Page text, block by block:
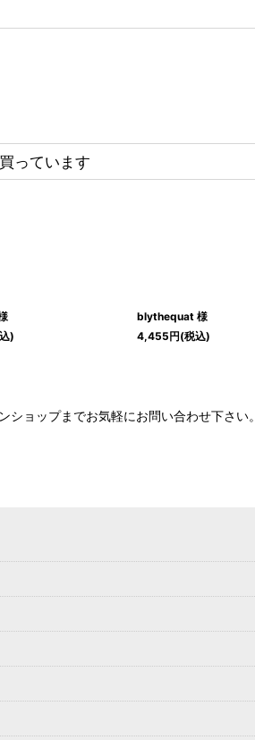
っています
)
blythequat 様
4,455円(税込)
ョップまでお気軽にお問い合わせ下さい。